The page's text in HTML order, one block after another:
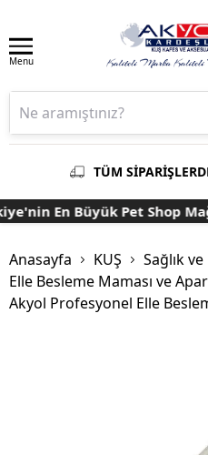
Menu
TÜM
En Büyük Pet Shop
Anasayfa KUŞ
Sağlık
Elle Besleme Maması ve
Akyol Profesyonel Elle